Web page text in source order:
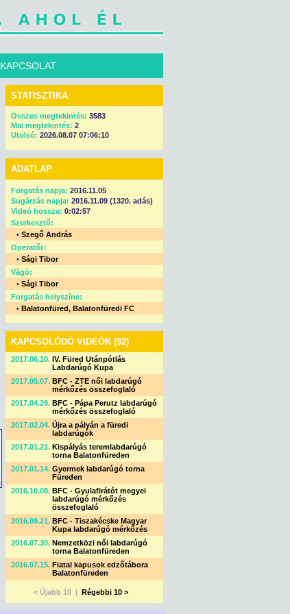
KAPCSOLAT
STATISZTIKA
Összes megtekintés: 3583
Mai megtekintés: 2
Utolsó: 2026.08.07 07:06:10
ADATLAP
Forgatás napja: 2016.11.05
Sugárzás napja: 2016.11.09 (1320. adás)
Videó hossza: 0:02:57
Szerkesztő:
• Szegő András
Operatőr:
• Sági Tibor
Vágó:
• Sági Tibor
Forgatás helyszíne:
• Balatonfüred, Balatonfüredi FC
KAPCSOLÓDÓ VIDEÓK (92)
2017.06.10. IV. Füred Utánpótlás
Labdarúgó Kupa
2017.05.07. BFC - ZTE női labdarúgó
mérkőzés összefoglaló
2017.04.29. BFC - Pápa Perutz labdarúgó
mérkőzés összefoglaló
2017.02.04. Újra a pályán a füredi
labdarúgók
2017.01.21. Kispályás teremlabdarúgó
torna Balatonfüreden
2017.01.14. Gyermek labdarúgó torna
Füreden
2016.10.08. BFC - Gyulafirátót megyei
labdarúgó mérkőzés
összefoglaló
2016.09.21. BFC - Tiszakécske Magyar
Kupa labdarúgó mérkőzés
2016.07.30. Nemzetközi női labdarúgó
torna Balatonfüreden
2016.07.15. Fiatal kapusok edzőtábora
Balatonfüreden
< Újabb 10 | Régebbi 10 >